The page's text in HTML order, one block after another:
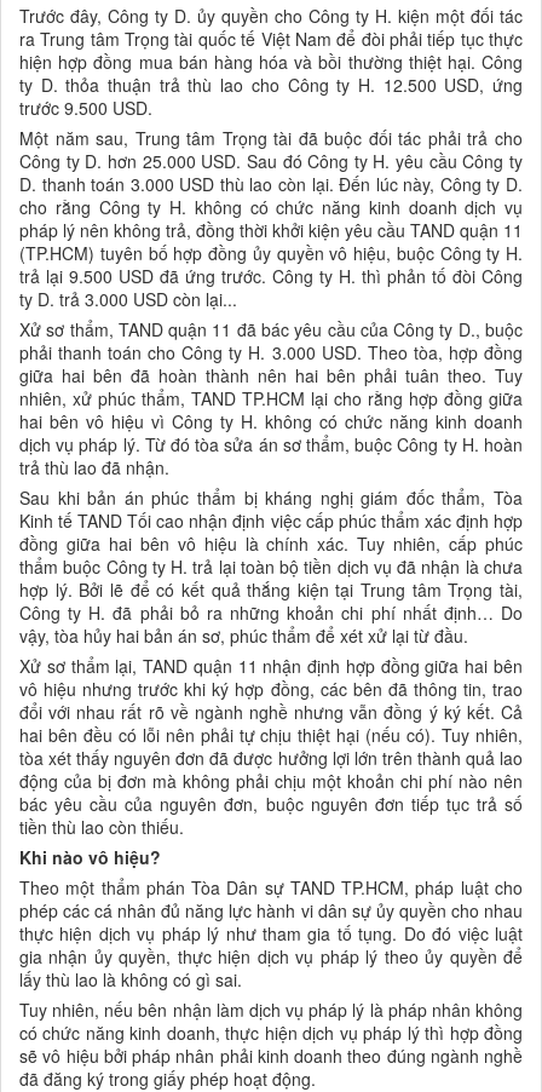
Trước đây, Công ty D. ủy quyền cho Công ty H. kiện một đối tác
ra Trung tâm Trọng tài quốc tế Việt Nam để đòi phải tiếp tục thực
hiện hợp đồng mua bán hàng hóa và bồi thường thiệt hại. Công
ty D. thỏa thuận trả thù lao cho Công ty H. 12.500 USD, ứng
trước 9.500 USD.
Một năm sau, Trung tâm Trọng tài đã buộc đối tác phải trả cho
Công ty D. hơn 25.000 USD. Sau đó Công ty H. yêu cầu Công ty
D. thanh toán 3.000 USD thù lao còn lại. Đến lúc này, Công ty D.
cho rằng Công ty H. không có chức năng kinh doanh dịch vụ
pháp lý nên không trả, đồng thời khởi kiện yêu cầu TAND quận 11
(TP.HCM) tuyên bố hợp đồng ủy quyền vô hiệu, buộc Công ty H.
trả lại 9.500 USD đã ứng trước. Công ty H. thì phản tố đòi Công
ty D. trả 3.000 USD còn lại...
Xử sơ thẩm, TAND quận 11 đã bác yêu cầu của Công ty D., buộc
phải thanh toán cho Công ty H. 3.000 USD. Theo tòa, hợp đồng
giữa hai bên đã hoàn thành nên hai bên phải tuân theo. Tuy
nhiên, xử phúc thẩm, TAND TP.HCM lại cho rằng hợp đồng giữa
hai bên vô hiệu vì Công ty H. không có chức năng kinh doanh
dịch vụ pháp lý. Từ đó tòa sửa án sơ thẩm, buộc Công ty H. hoàn
trả thù lao đã nhận.
Sau khi bản án phúc thẩm bị kháng nghị giám đốc thẩm, Tòa
Kinh tế TAND Tối cao nhận định việc cấp phúc thẩm xác định hợp
đồng giữa hai bên vô hiệu là chính xác. Tuy nhiên, cấp phúc
thẩm buộc Công ty H. trả lại toàn bộ tiền dịch vụ đã nhận là chưa
hợp lý. Bởi lẽ để có kết quả thắng kiện tại Trung tâm Trọng tài,
Công ty H. đã phải bỏ ra những khoản chi phí nhất định… Do
vậy, tòa hủy hai bản án sơ, phúc thẩm để xét xử lại từ đầu.
Xử sơ thẩm lại, TAND quận 11 nhận định hợp đồng giữa hai bên
vô hiệu nhưng trước khi ký hợp đồng, các bên đã thông tin, trao
đổi với nhau rất rõ về ngành nghề nhưng vẫn đồng ý ký kết. Cả
hai bên đều có lỗi nên phải tự chịu thiệt hại (nếu có). Tuy nhiên,
tòa xét thấy nguyên đơn đã được hưởng lợi lớn trên thành quả lao
động của bị đơn mà không phải chịu một khoản chi phí nào nên
bác yêu cầu của nguyên đơn, buộc nguyên đơn tiếp tục trả số
tiền thù lao còn thiếu.
Khi nào vô hiệu?
Theo một thẩm phán Tòa Dân sự TAND TP.HCM, pháp luật cho
phép các cá nhân đủ năng lực hành vi dân sự ủy quyền cho nhau
thực hiện dịch vụ pháp lý như tham gia tố tụng. Do đó việc luật
gia nhận ủy quyền, thực hiện dịch vụ pháp lý theo ủy quyền để
lấy thù lao là không có gì sai.
Tuy nhiên, nếu bên nhận làm dịch vụ pháp lý là pháp nhân không
có chức năng kinh doanh, thực hiện dịch vụ pháp lý thì hợp đồng
sẽ vô hiệu bởi pháp nhân phải kinh doanh theo đúng ngành nghề
đã đăng ký trong giấy phép hoạt động.